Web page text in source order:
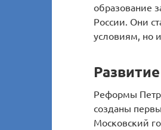
образование
России. Они
условиям, но
Реформы
созданы
Московский